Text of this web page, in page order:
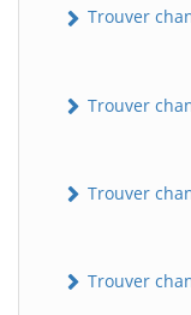
Trouver
Trouver
Trouver
Trouver